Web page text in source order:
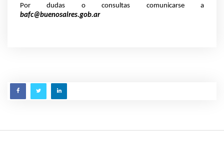
bafc@buenosaires.gob.ar